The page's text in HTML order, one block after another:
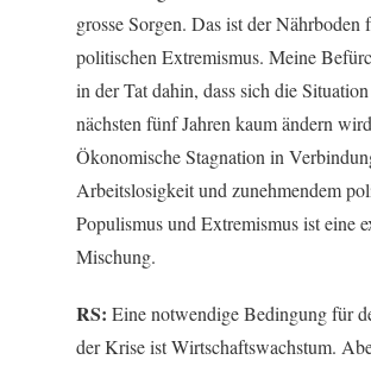
grosse Sorgen. Das ist der Nährboden
politischen Extremismus. Meine
in der Tat dahin, dass sich die
nächsten fünf Jahren kaum ändern
Ökonomische Stagnation in
Arbeitslosigkeit und zunehmendem
Populismus und Extremismus ist eine
Mischung.
RS: Eine notwendige Bedingung für
der Krise ist Wirtschaftswachstum.